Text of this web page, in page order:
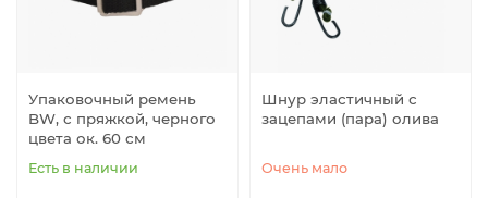
Упаковочный ремень
BW, с пряжкой, черного
цвета ок. 60 см
Есть в наличии
Шнур эластичный с
зацепами (пара) олива
Очень мало